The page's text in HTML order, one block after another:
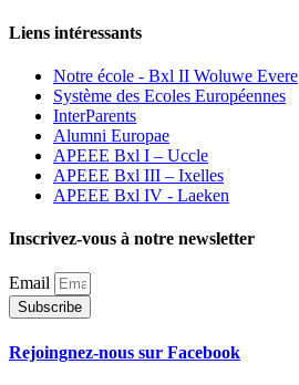
Liens intéressants
Notre école - Bxl II Woluwe Evere
Système des Ecoles Européennes
InterParents
Alumni Europae
APEEE Bxl I – Uccle
APEEE Bxl III – Ixelles
APEEE Bxl IV - Laeken
Inscrivez-vous à notre newsletter
Email
Subscribe
Rejoingnez-nous sur Facebook